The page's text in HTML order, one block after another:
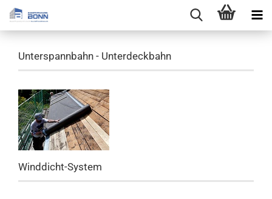
Unterspannbahn - Unterdeckbahn
Winddicht-System